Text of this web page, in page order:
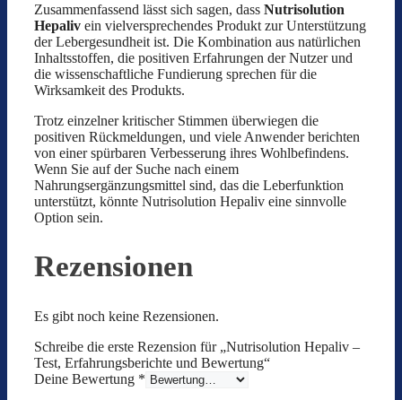
Zusammenfassend lässt sich sagen, dass Nutrisolution
Hepaliv ein vielversprechendes Produkt zur Unterstützung
der Lebergesundheit ist. Die Kombination aus natürlichen
Inhaltsstoffen, die positiven Erfahrungen der Nutzer und
die wissenschaftliche Fundierung sprechen für die
Wirksamkeit des Produkts.
Trotz einzelner kritischer Stimmen überwiegen die
positiven Rückmeldungen, und viele Anwender berichten
von einer spürbaren Verbesserung ihres Wohlbefindens.
Wenn Sie auf der Suche nach einem
Nahrungsergänzungsmittel sind, das die Leberfunktion
unterstützt, könnte Nutrisolution Hepaliv eine sinnvolle
Option sein.
Rezensionen
Es gibt noch keine Rezensionen.
Schreibe die erste Rezension für „Nutrisolution Hepaliv –
Test, Erfahrungsberichte und Bewertung“
Deine Bewertung *